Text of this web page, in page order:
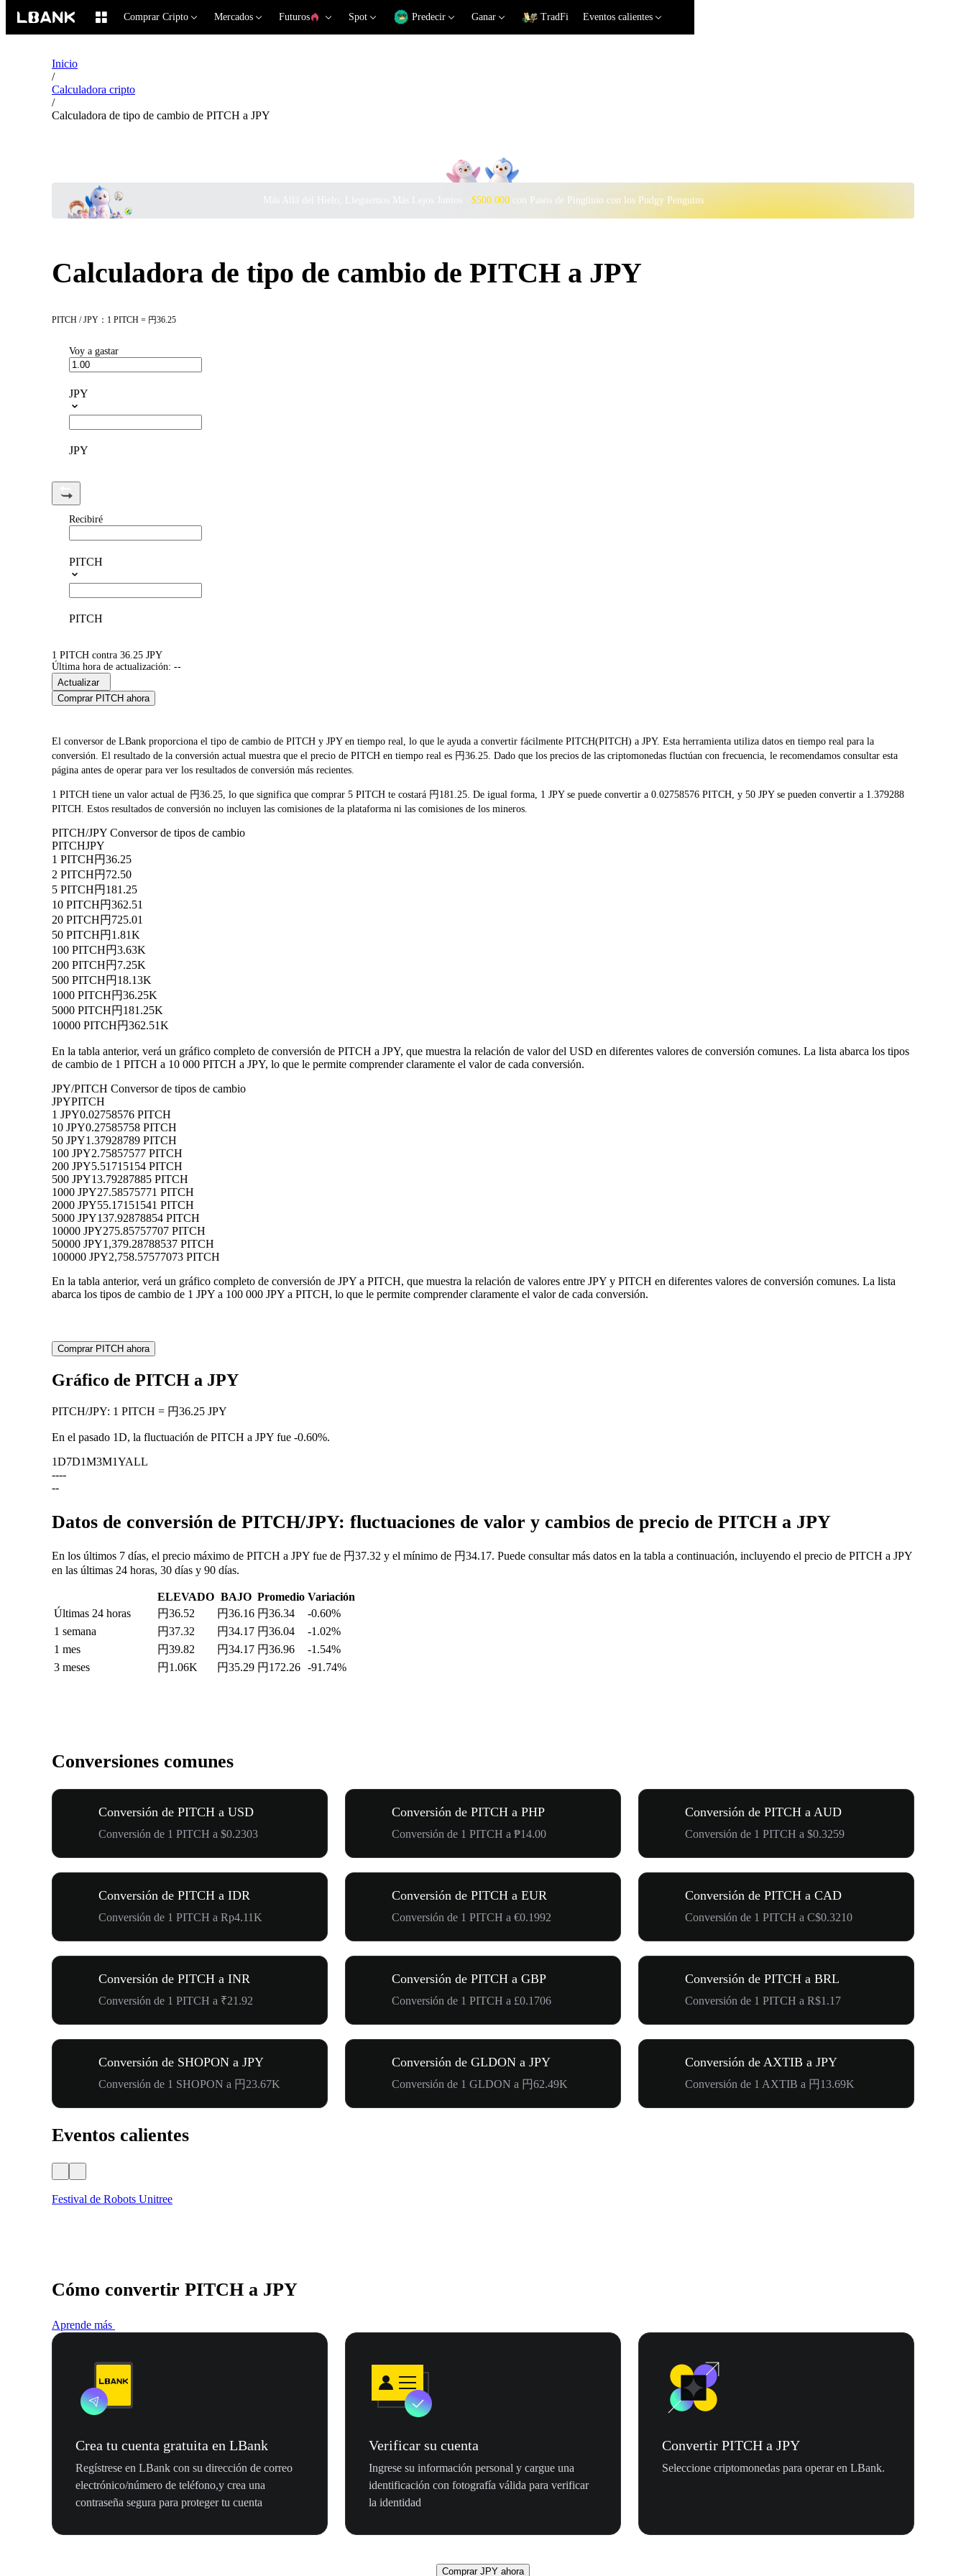
Comprar Cripto Mercados Futuros Spot Predecir Ganar TradFi Eventos calientes
Inicio
/
Calculadora cripto
/
Calculadora de tipo de cambio de PITCH a JPY
Más Allá del Hielo, Lleguemos Más Lejos Juntos · $500.000con Pasos de Pingüino con los Pudgy Penguins
Calculadora de tipo de cambio de PITCH a JPY
PITCH / JPY：1 PITCH = 円36.25
Voy a gastar
JPY
JPY
Recibiré
PITCH
PITCH
1 PITCH contra 36.25 JPY
Última hora de actualización: --
Actualizar
Comprar PITCH ahora
El conversor de LBank proporciona el tipo de cambio de PITCH y JPY en tiempo real, lo que le ayuda a convertir fácilmente PITCH(PITCH) a JPY. Esta herramienta utiliza datos en tiempo real para la
conversión. El resultado de la conversión actual muestra que el precio de PITCH en tiempo real es 円36.25. Dado que los precios de las criptomonedas fluctúan con frecuencia, le recomendamos consultar esta
página antes de operar para ver los resultados de conversión más recientes.
1 PITCH tiene un valor actual de 円36.25, lo que significa que comprar 5 PITCH te costará 円181.25. De igual forma, 1 JPY se puede convertir a 0.02758576 PITCH, y 50 JPY se pueden convertir a 1.379288
PITCH. Estos resultados de conversión no incluyen las comisiones de la plataforma ni las comisiones de los mineros.
PITCH/JPY Conversor de tipos de cambio
PITCHJPY
1 PITCH円36.25
2 PITCH円72.50
5 PITCH円181.25
10 PITCH円362.51
20 PITCH円725.01
50 PITCH円1.81K
100 PITCH円3.63K
200 PITCH円7.25K
500 PITCH円18.13K
1000 PITCH円36.25K
5000 PITCH円181.25K
10000 PITCH円362.51K
En la tabla anterior, verá un gráfico completo de conversión de PITCH a JPY, que muestra la relación de valor del USD en diferentes valores de conversión comunes. La lista abarca los tipos
de cambio de 1 PITCH a 10 000 PITCH a JPY, lo que le permite comprender claramente el valor de cada conversión.
JPY/PITCH Conversor de tipos de cambio
JPYPITCH
1 JPY0.02758576 PITCH
10 JPY0.27585758 PITCH
50 JPY1.37928789 PITCH
100 JPY2.75857577 PITCH
200 JPY5.51715154 PITCH
500 JPY13.79287885 PITCH
1000 JPY27.58575771 PITCH
2000 JPY55.17151541 PITCH
5000 JPY137.92878854 PITCH
10000 JPY275.85757707 PITCH
50000 JPY1,379.28788537 PITCH
100000 JPY2,758.57577073 PITCH
En la tabla anterior, verá un gráfico completo de conversión de JPY a PITCH, que muestra la relación de valores entre JPY y PITCH en diferentes valores de conversión comunes. La lista
abarca los tipos de cambio de 1 JPY a 100 000 JPY a PITCH, lo que le permite comprender claramente el valor de cada conversión.
Comprar PITCH ahora
Gráfico de PITCH a JPY
PITCH/JPY: 1 PITCH = 円36.25 JPY
En el pasado 1D, la fluctuación de PITCH a JPY fue -0.60%.
1D7D1M3M1YALL
----
--
Datos de conversión de PITCH/JPY: fluctuaciones de valor y cambios de precio de PITCH a JPY
En los últimos 7 días, el precio máximo de PITCH a JPY fue de 円37.32 y el mínimo de 円34.17. Puede consultar más datos en la tabla a continuación, incluyendo el precio de PITCH a JPY
en las últimas 24 horas, 30 días y 90 días.
ELEVADO BAJO Promedio Variación
Últimas 24 horas
円36.52 円36.16 円36.34
-0.60%
1 semana
円37.32 円34.17 円36.04
-1.02%
1 mes
円39.82 円34.17 円36.96
-1.54%
3 meses
円1.06K 円35.29 円172.26 -91.74%
Conversiones comunes
Conversión de PITCH a USD
Conversión de 1 PITCH a $0.2303
Conversión de PITCH a PHP
Conversión de 1 PITCH a ₱14.00
Conversión de PITCH a AUD
Conversión de 1 PITCH a $0.3259
Conversión de PITCH a IDR
Conversión de 1 PITCH a Rp4.11K
Conversión de PITCH a EUR
Conversión de 1 PITCH a €0.1992
Conversión de PITCH a CAD
Conversión de 1 PITCH a C$0.3210
Conversión de PITCH a INR
Conversión de 1 PITCH a ₹21.92
Conversión de PITCH a GBP
Conversión de 1 PITCH a £0.1706
Conversión de PITCH a BRL
Conversión de 1 PITCH a R$1.17
Conversión de SHOPON a JPY
Conversión de 1 SHOPON a 円23.67K
Conversión de GLDON a JPY
Conversión de 1 GLDON a 円62.49K
Conversión de AXTIB a JPY
Conversión de 1 AXTIB a 円13.69K
Eventos calientes
Festival de Robots Unitree
Cómo convertir PITCH a JPY
Aprende más
Crea tu cuenta gratuita en LBank
Regístrese en LBank con su dirección de correo
electrónico/número de teléfono,y crea una
contraseña segura para proteger tu cuenta
Verificar su cuenta
Ingrese su información personal y cargue una
identificación con fotografía válida para verificar
la identidad
Convertir PITCH a JPY
Seleccione criptomonedas para operar en LBank.
Comprar JPY ahora